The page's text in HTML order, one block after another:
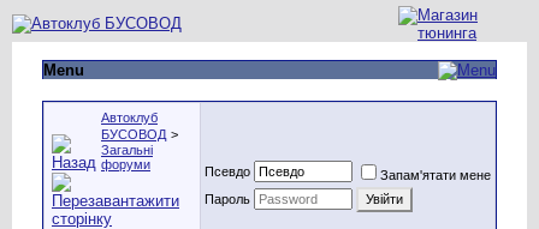
Menu
Автоклуб
БУСОВОД >
Загальні
форуми
Псевдо
Запам'ятати мене
Пароль